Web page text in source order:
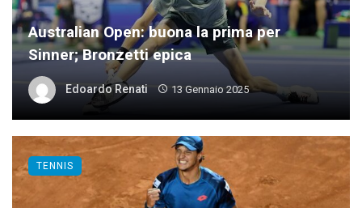
Australian Open: buona la prima per
Sinner; Bronzetti epica
Edoardo Renati 13 Gennaio 2025
TENNIS